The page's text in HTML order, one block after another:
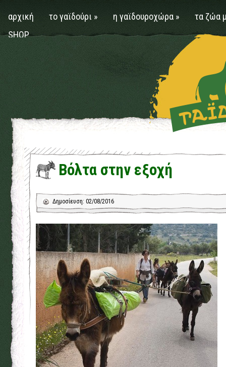
αρχική το γαϊδούρι » η γαϊδουροχώρα »
τα ζώα
SHOP
Βόλτα στην εξοχή
Δημοσίευση: 02/08/2016